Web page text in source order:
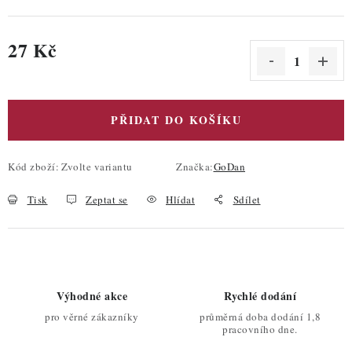
27 Kč
PŘIDAT DO KOŠÍKU
Kód zboží: Zvolte variantu Značka:GoDan
Tisk Zeptat se Hlídat Sdílet
Výhodné akce
pro věrné zákazníky
Rychlé dodání
průměrná doba dodání 1,8
pracovního dne.